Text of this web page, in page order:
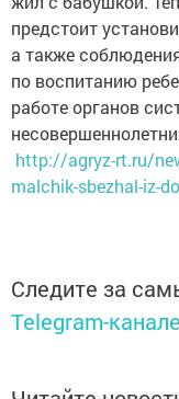
предстоит
а также
по воспитанию
работе органов
http://agryz-rt.ru/
malchik-sbezhal-iz-
Telegram-
Читайте